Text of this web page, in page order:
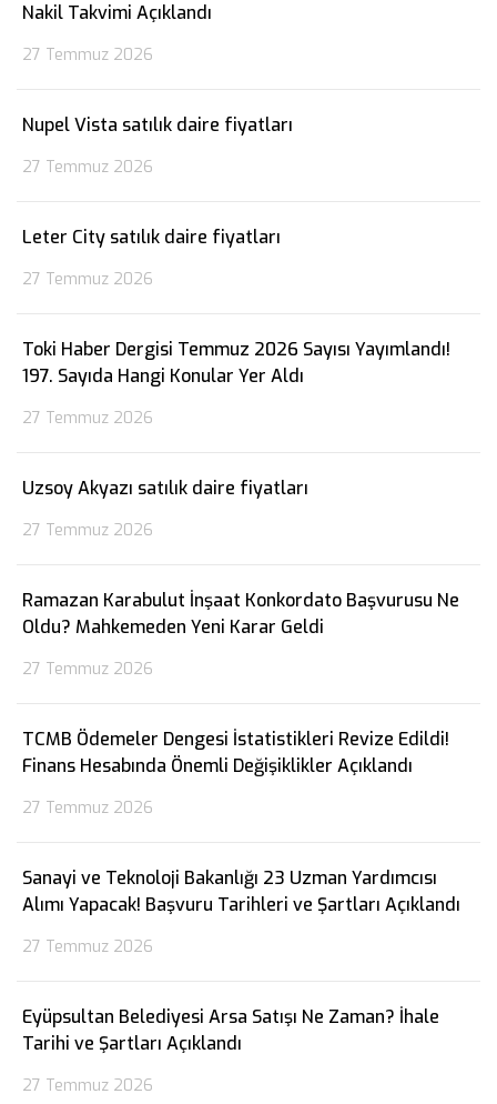
Nakil Takvimi Açıklandı
27 Temmuz 2026
Nupel Vista satılık daire fiyatları
27 Temmuz 2026
Leter City satılık daire fiyatları
27 Temmuz 2026
Toki Haber Dergisi Temmuz 2026 Sayısı Yayımlandı!
197. Sayıda Hangi Konular Yer Aldı
27 Temmuz 2026
Uzsoy Akyazı satılık daire fiyatları
27 Temmuz 2026
Ramazan Karabulut İnşaat Konkordato Başvurusu Ne
Oldu? Mahkemeden Yeni Karar Geldi
27 Temmuz 2026
TCMB Ödemeler Dengesi İstatistikleri Revize Edildi!
Finans Hesabında Önemli Değişiklikler Açıklandı
27 Temmuz 2026
Sanayi ve Teknoloji Bakanlığı 23 Uzman Yardımcısı
Alımı Yapacak! Başvuru Tarihleri ve Şartları Açıklandı
27 Temmuz 2026
Eyüpsultan Belediyesi Arsa Satışı Ne Zaman? İhale
Tarihi ve Şartları Açıklandı
27 Temmuz 2026